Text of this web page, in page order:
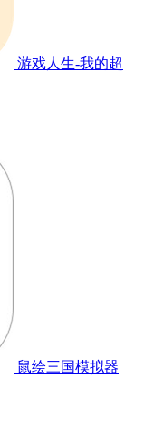
游戏人生-我的超
鼠绘三国模拟器